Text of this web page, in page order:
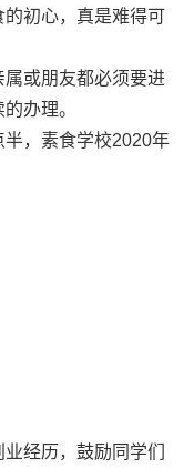
初心，真是难得可
或朋友都必须要进
办理。
，素食学校2020年
经历，鼓励同学们